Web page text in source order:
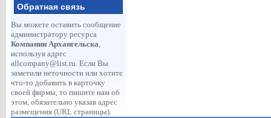
Обратная связь
Вы можете оставить сообщение
администратору ресурса
Компании Архангельска,
используя адрес
allcompany@list.ru. Если Вы
заметили неточности или хотите
что-то добавить в карточку
своей фирмы, то пишите нам об
этом, обязательно указав адрес
размещения (URL страницы).